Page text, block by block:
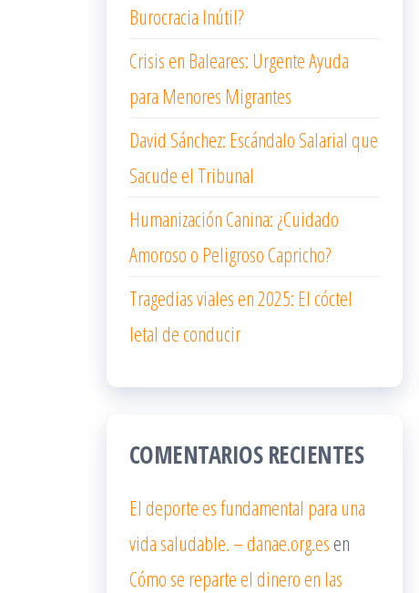
Burocracia Inútil?
Crisis en Baleares: Urgente Ayuda
para Menores Migrantes
David Sánchez: Escándalo Salarial que
Sacude el Tribunal
Humanización Canina: ¿Cuidado
Amoroso o Peligroso Capricho?
Tragedias viales en 2025: El cóctel
letal de conducir
COMENTARIOS RECIENTES
El deporte es fundamental para una
vida saludable. – danae.org.es en
Cómo se reparte el dinero en las